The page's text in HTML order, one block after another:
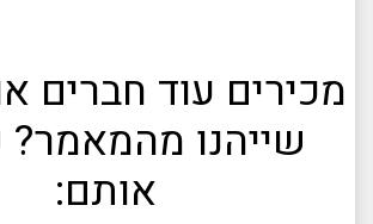
מכירים עוד חברים
שייהנו
אותם: